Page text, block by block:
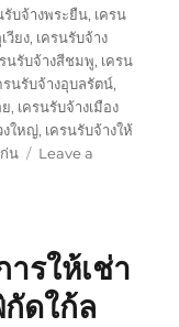
รับจ้างพระยืน, เครน
วียง, เครนรับจ้าง
นรับจ้างสีชมพู, เครน
รนรับจ้างอุบลรัตน์,
, เครนรับจ้างเมือง
งใหญ่, เครนรับจ้างให้
น
Leave a
รให้เช่า
ดใก้ล